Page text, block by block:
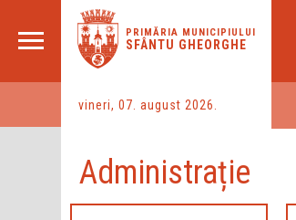
PRIMĂRIA MUNICIPIULUI
SFÂNTU GHEORGHE
vineri, 07. august 2026.
Administrație